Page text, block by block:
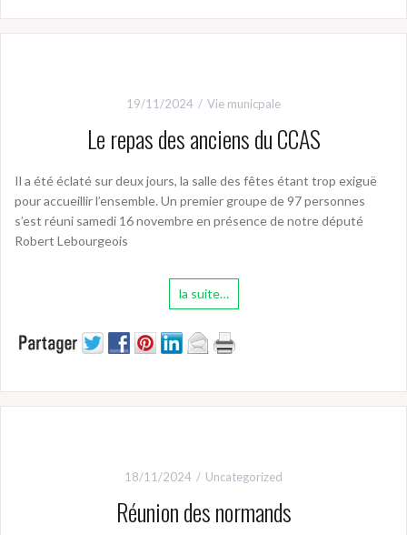
19/11/2024 Vie municpale
Le repas des anciens du CCAS
Il a été éclaté sur deux jours, la salle des fêtes étant trop exiguë
pour accueillir l’ensemble. Un premier groupe de 97 personnes
s’est réuni samedi 16 novembre en présence de notre député
Robert Lebourgeois
la suite…
18/11/2024 Uncategorized
Réunion des normands